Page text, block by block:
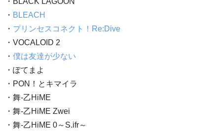
・ BLEACH
・ プリンセスコネクト！Re:Dive
・VOCALOID 2
・ 僕は友達が少ない
・ぽてまよ
・PON！とキマイラ
・舞-乙HiME
・舞-乙HiME Zwei
・舞-乙HiME 0～S.ifr～